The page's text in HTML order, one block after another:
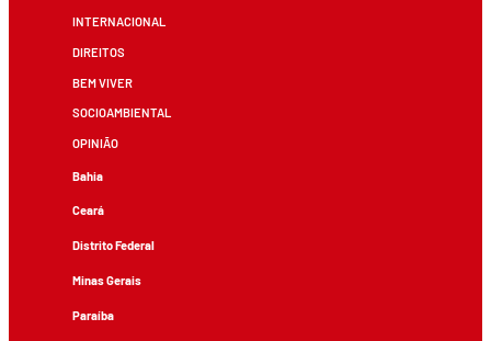
INTERNACIONAL
DIREITOS
BEM VIVER
SOCIOAMBIENTAL
OPINIÃO
Bahia
Ceará
Distrito Federal
Minas Gerais
Paraíba